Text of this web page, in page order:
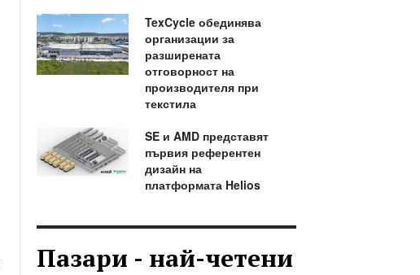
TexCycle обединява
организации за
разширената
отговорност на
производителя при
текстила
SE и AMD представят
първия референтен
дизайн на
платформата Helios
Пазари - най-четени